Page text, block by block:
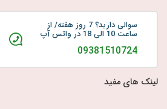
سوالی دارید؟ 7 روز هفته/ از
ساعت 10 الی 18 در واتس آپ
09381510724
لینک های مفید